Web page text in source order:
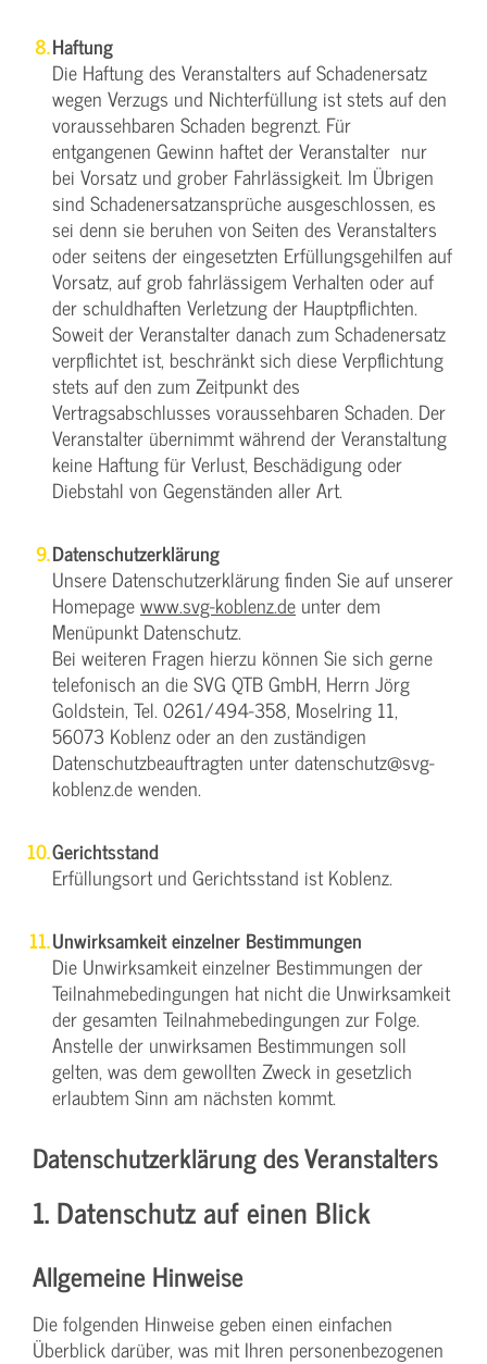
Haftung
Die Haftung des Veranstalters auf Schadenersatz
wegen Verzugs und Nichterfüllung ist stets auf den
voraussehbaren Schaden begrenzt. Für
entgangenen Gewinn haftet der Veranstalter nur
bei Vorsatz und grober Fahrlässigkeit. Im Übrigen
sind Schadenersatzansprüche ausgeschlossen, es
sei denn sie beruhen von Seiten des Veranstalters
oder seitens der eingesetzten Erfüllungsgehilfen auf
Vorsatz, auf grob fahrlässigem Verhalten oder auf
der schuldhaften Verletzung der Hauptpflichten.
Soweit der Veranstalter danach zum Schadenersatz
verpflichtet ist, beschränkt sich diese Verpflichtung
stets auf den zum Zeitpunkt des
Vertragsabschlusses voraussehbaren Schaden. Der
Veranstalter übernimmt während der Veranstaltung
keine Haftung für Verlust, Beschädigung oder
Diebstahl von Gegenständen aller Art.
Datenschutzerklärung
Unsere Datenschutzerklärung finden Sie auf unserer
Homepagewww.svg-koblenz.de unter dem
Menüpunkt Datenschutz.
Bei weiteren Fragen hierzu können Sie sich gerne
telefonisch an die SVG QTB GmbH, Herrn Jörg
Goldstein, Tel. 0261/494-358, Moselring 11,
56073 Koblenz oder an den zuständigen
Datenschutzbeauftragten unter datenschutz@svg-
koblenz.de wenden.
Gerichtsstand
Erfüllungsort und Gerichtsstand ist Koblenz.
Unwirksamkeit einzelner Bestimmungen
Die Unwirksamkeit einzelner Bestimmungen der
Teilnahmebedingungen hat nicht die Unwirksamkeit
der gesamten Teilnahmebedingungen zur Folge.
Anstelle der unwirksamen Bestimmungen soll
gelten, was dem gewollten Zweck in gesetzlich
erlaubtem Sinn am nächsten kommt.
Datenschutzerklärung des Veranstalters
1. Datenschutz auf einen Blick
Allgemeine Hinweise
Die folgenden Hinweise geben einen einfachen
Überblick darüber, was mit Ihren personenbezogenen